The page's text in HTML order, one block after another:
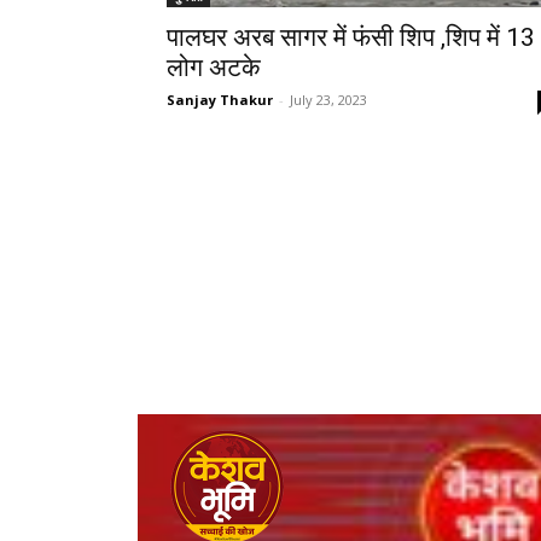
पालघर अरब सागर में फंसी शिप ,शिप में 13
लोग अटके
Sanjay Thakur - July 23, 2023